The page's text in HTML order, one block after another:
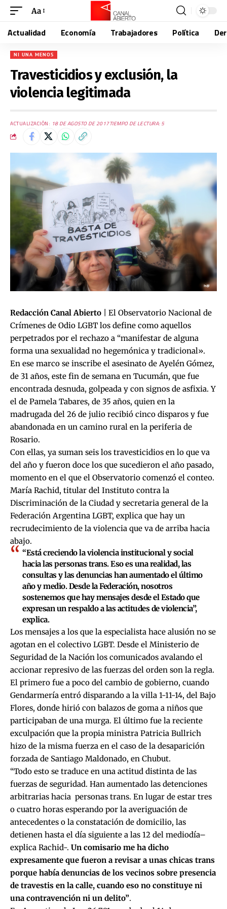
Aa
Actualidad Economía Trabajadores Política
NI UNA MENOS
Travesticidios y exclusión, la
violencia legitimada
ACTUALIZACIÓN: 18 DE AGOSTO DE 2017TIEMPO DE LECTURA: 5
Redacción Canal Abierto | El Observatorio Nacional de
Crímenes de Odio LGBT los define como aquellos
perpetrados por el rechazo a “manifestar de alguna
forma una sexualidad no hegemónica y tradicional».
En ese marco se inscribe el asesinato de Ayelén Gómez,
de 31 años, este fin de semana en Tucumán, que fue
encontrada desnuda, golpeada y con signos de asfixia. Y
el de Pamela Tabares, de 35 años, quien en la
madrugada del 26 de julio recibió cinco disparos y fue
abandonada en un camino rural en la periferia de
Rosario.
Con ellas, ya suman seis los travesticidios en lo que va
del año y fueron doce los que sucedieron el año pasado,
momento en el que el Observatorio comenzó el conteo.
María Rachid, titular del Instituto contra la
Discriminación de la Ciudad y secretaria general de la
Federación Argentina LGBT, explica que hay un
recrudecimiento de la violencia que va de arriba hacia
abajo.
“Está creciendo la violencia institucional y social
hacia las personas trans. Eso es una realidad, las
consultas y las denuncias han aumentado el último
año y medio. Desde la Federación, nosotros
sostenemos que hay mensajes desde el Estado que
expresan un respaldo a las actitudes de violencia”,
explica.
Los mensajes a los que la especialista hace alusión no se
agotan en el colectivo LGBT. Desde el Ministerio de
Seguridad de la Nación los comunicados avalando el
accionar represivo de las fuerzas del orden son la regla.
El primero fue a poco del cambio de gobierno, cuando
Gendarmería entró disparando a la villa 1-11-14, del Bajo
Flores, donde hirió con balazos de goma a niños que
participaban de una murga. El último fue la reciente
exculpación que la propia ministra Patricia Bullrich
hizo de la misma fuerza en el caso de la desaparición
forzada de Santiago Maldonado, en Chubut.
“Todo esto se traduce en una actitud distinta de las
fuerzas de seguridad. Han aumentado las detenciones
arbitrarias hacia personas trans. En lugar de estar tres
o cuatro horas esperando por la averiguación de
antecedentes o la constatación de domicilio, las
detienen hasta el día siguiente a las 12 del mediodía–
explica Rachid-. Un comisario me ha dicho
expresamente que fueron a revisar a unas chicas trans
porque había denuncias de los vecinos sobre presencia
de travestis en la calle, cuando eso no constituye ni
una contravención ni un delito”.